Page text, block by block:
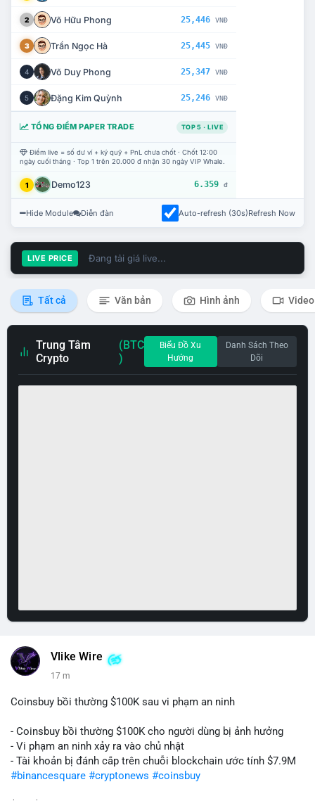
2 Võ Hữu Phong 25,446 VNĐ
3 Trần Ngọc Hà 25,445 VNĐ
4 Võ Duy Phong 25,347 VNĐ
5 Đặng Kim Quỳnh 25,246 VNĐ
TỔNG ĐIỂM PAPER TRADE TOP 5 · LIVE
Điểm live = số dư ví + ký quỹ + PnL chưa chốt · Chốt 12:00
ngày cuối tháng · Top 1 trên 20.000 đ nhận 30 ngày VIP Whale.
1 Demo123 6.359 đ
Hide Module Diễn đàn Auto-refresh (30s)Refresh Now
LIVE PRICE Đang tải giá live...
Tất cả Văn bản Hình ảnh Video
Trung Tâm
Crypto
(BTC
)
Biểu Đồ Xu
Hướng
Danh Sách Theo
Dõi
Vlike Wire
17 m
Coinsbuy bồi thường $100K sau vi phạm an ninh
- Coinsbuy bồi thường $100K cho người dùng bị ảnh hưởng
- Vi phạm an ninh xảy ra vào chủ nhật
- Tài khoản bị đánh cắp trên chuỗi blockchain ước tính $7.9M
#binancesquare #cryptonews #coinsbuy